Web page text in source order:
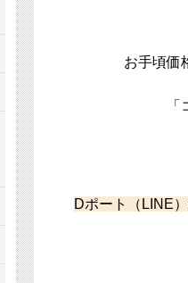
お手頃価
Dポート（LINE